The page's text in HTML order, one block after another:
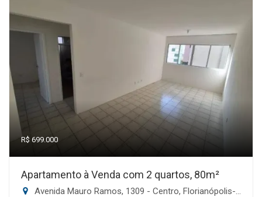
R$ 699.000
Apartamento à Venda com 2 quartos, 80m²
Avenida Mauro Ramos, 1309 - Centro, Florianópolis-SC